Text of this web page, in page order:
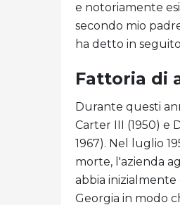
e notoriamente
secondo mio
ha detto in
Fattoria di
Durante questi
Carter III (1950) e
1967). Nel luglio
morte, l'azienda
abbia
Georgia in modo